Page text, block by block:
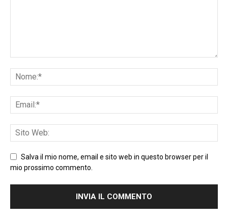
Salva il mio nome, email e sito web in questo browser per il
mio prossimo commento.